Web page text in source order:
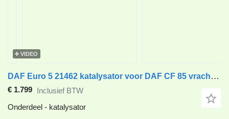
VIDEO
DAF Euro 5 21462 katalysator voor DAF CF 85 vrachtwagen
€ 1.799 Inclusief BTW
Onderdeel - katalysator